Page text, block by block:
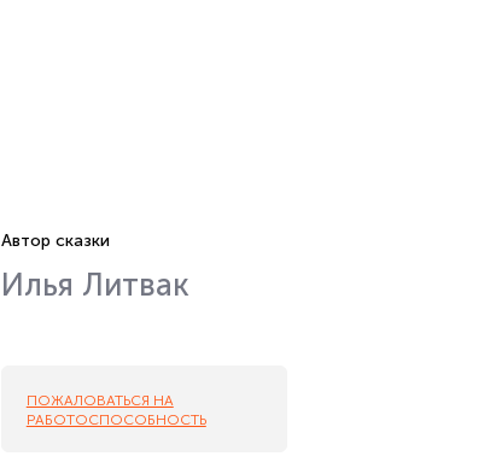
Автор сказки
Илья Литвак
ПОЖАЛОВАТЬСЯ НА
РАБОТОСПОСОБНОСТЬ